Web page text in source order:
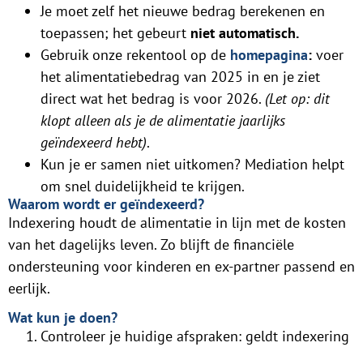
Je moet zelf het nieuwe bedrag berekenen en
toepassen; het gebeurt niet automatisch.
Gebruik onze rekentool op de homepagina: voer
het alimentatiebedrag van 2025 in en je ziet
direct wat het bedrag is voor 2026. (Let op: dit
klopt alleen als je de alimentatie jaarlijks
geïndexeerd hebt).
Kun je er samen niet uitkomen? Mediation helpt
om snel duidelijkheid te krijgen.
Waarom wordt er geïndexeerd?
Indexering houdt de alimentatie in lijn met de kosten
van het dagelijks leven. Zo blijft de financiële
ondersteuning voor kinderen en ex-partner passend en
eerlijk.
Wat kun je doen?
Controleer je huidige afspraken: geldt indexering